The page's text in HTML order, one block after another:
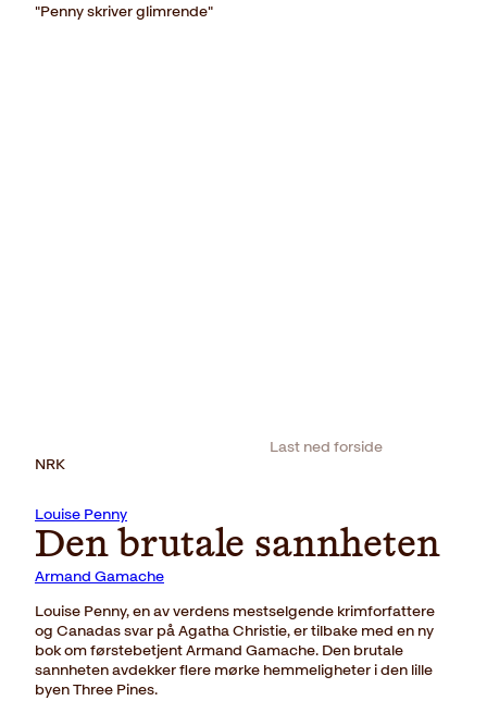
Last ned forside
"Penny skriver glimrende"
NRK
Louise Penny
Den brutale sannheten
Armand Gamache
Louise Penny, en av verdens mestselgende krimforfattere
og Canadas svar på Agatha Christie, er tilbake med en ny
bok om førstebetjent Armand Gamache. Den brutale
sannheten avdekker flere mørke hemmeligheter i den lille
byen Three Pines.